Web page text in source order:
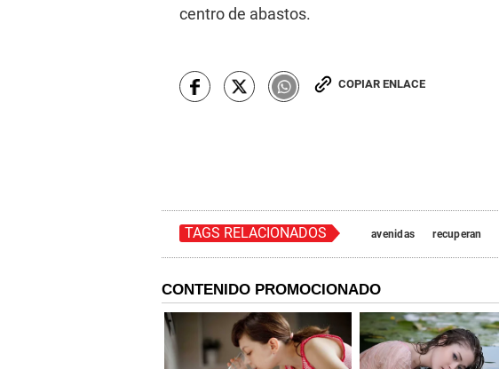
centro de abastos.
COPIAR ENLACE
TAGS RELACIONADOS avenidas recuperan